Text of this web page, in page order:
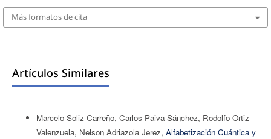
Más formatos de cita
Artículos Similares
Marcelo Soliz Carreño, Carlos Paiva Sánchez, Rodolfo Ortiz
Valenzuela, Nelson Adriazola Jerez, Alfabetización Cuántica y